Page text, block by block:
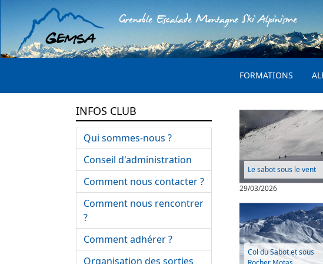
Grenoble Escalade Montagne Ski Alpinisme
FORMATIONS
Le sabot sous le vent
29/03/2026
Col du Sabot et sous
INFOS CLUB
Qui sommes-nous ?
Conseil d'administration
Comment nous contacter ?
Comment nous rencontrer
?
Comment adhérer ?
Organisation des sorties